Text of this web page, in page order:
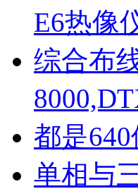
公司营业执照
WLAN无线工程师
E6热像
综合布
都是
单相与